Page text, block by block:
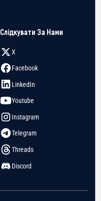
Слідкувати За Нами
X
Facebook
LinkedIn
Youtube
Instagram
Telegram
Threads
Discord